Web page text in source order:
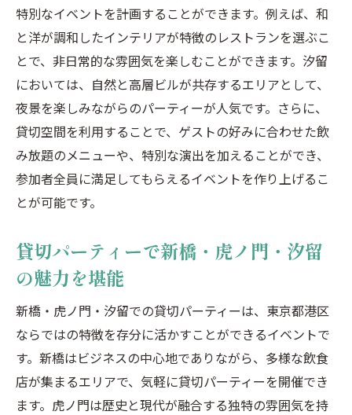
特別なイベントを計画することができます。例えば、和
と洋が調和したインテリアが特徴のレストランを選ぶこ
とで、非日常的な雰囲気を楽しむことができます。汐留
においては、自然と高層ビルが共存するエリアとして、
夜景を楽しみながらのパーティーが人気です。さらに、
貸切空間を利用することで、ゲストの好みに合わせた飲
み放題のメニューや、特別な演出を加えることができ、
参加者全員に満足してもらえるイベントを作り上げるこ
とが可能です。
貸切パーティーで新橋・虎ノ門・汐留
の魅力を堪能
新橋・虎ノ門・汐留での貸切パーティーは、東京都港区
ならではの特徴を存分に活かすことができるイベントで
す。新橋はビジネスの中心地でありながら、多様な飲食
店が集まるエリアで、気軽に貸切パーティーを開催でき
ます。虎ノ門は歴史と現代が融合する独特の雰囲気を持